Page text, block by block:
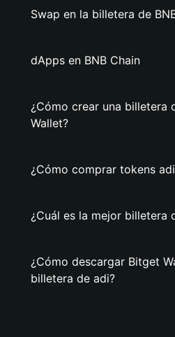
Swap en la billetera de
dApps en BNB Chain
¿Cómo crear una billetera
Wallet?
¿Cómo comprar tokens
¿Cuál es la mejor billetera
¿Cómo descargar Bitget
billetera de adi?